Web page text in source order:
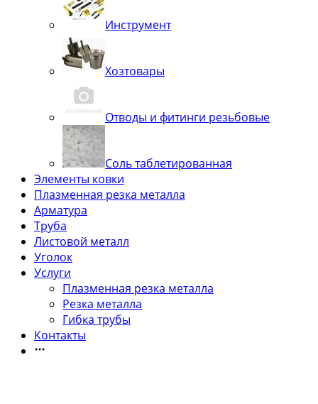
Инструмент
Хозтовары
Отводы и фитинги резьбовые
Соль таблетированная
Элементы ковки
Плазменная резка металла
Арматура
Труба
Листовой металл
Уголок
Услуги
Плазменная резка металла
Резка металла
Гибка трубы
Контакты